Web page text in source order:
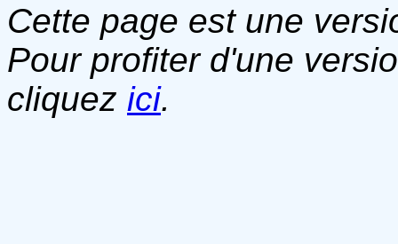
Cette page est une
Pour profiter d'une
cliquez ici.